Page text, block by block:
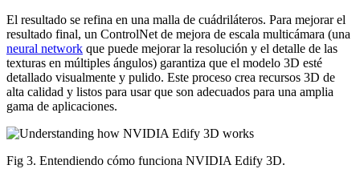
El resultado se refina en una malla de cuádriláteros. Para mejorar el
resultado final, un ControlNet de mejora de escala multicámara (una
neural network que puede mejorar la resolución y el detalle de las
texturas en múltiples ángulos) garantiza que el modelo 3D esté
detallado visualmente y pulido. Este proceso crea recursos 3D de
alta calidad y listos para usar que son adecuados para una amplia
gama de aplicaciones.
Fig 3. Entendiendo cómo funciona NVIDIA Edify 3D.